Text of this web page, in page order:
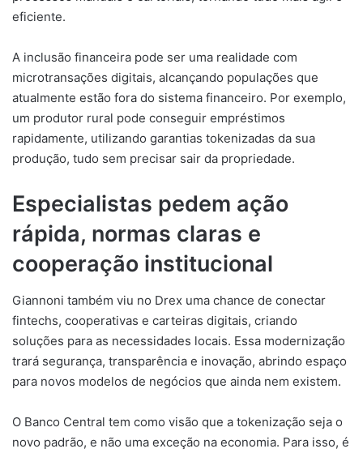
eficiente.
A inclusão financeira pode ser uma realidade com
microtransações digitais, alcançando populações que
atualmente estão fora do sistema financeiro. Por exemplo,
um produtor rural pode conseguir empréstimos
rapidamente, utilizando garantias tokenizadas da sua
produção, tudo sem precisar sair da propriedade.
Especialistas pedem ação
rápida, normas claras e
cooperação institucional
Giannoni também viu no Drex uma chance de conectar
fintechs, cooperativas e carteiras digitais, criando
soluções para as necessidades locais. Essa modernização
trará segurança, transparência e inovação, abrindo espaço
para novos modelos de negócios que ainda nem existem.
O Banco Central tem como visão que a tokenização seja o
novo padrão, e não uma exceção na economia. Para isso, é